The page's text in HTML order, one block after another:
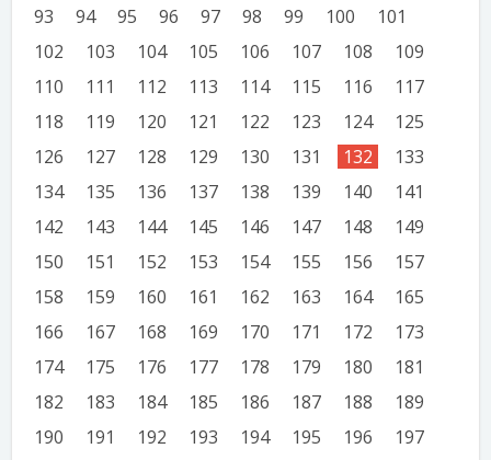
93
94 95 96 97 98 99 100
101
102
103 104 105 106 107 108
109
110
111 112 113 114 115 116
117
118
119 120 121 122 123 124
125
126
127 128 129 130 131 132
133
134
135 136 137 138 139 140
141
142
143 144 145 146 147 148
149
150
151 152 153 154 155 156
157
158
159 160 161 162 163 164
165
166
167 168 169 170 171 172
173
174
175 176 177 178 179 180
181
182
183 184 185 186 187 188
189
190
191 192 193 194 195 196
197